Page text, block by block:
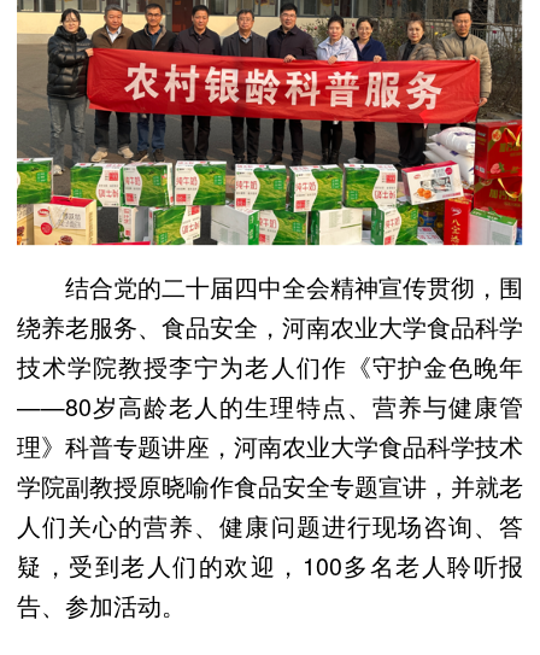
结合党的二十届四中全会精神宣传贯彻，围
绕养老服务、食品安全，河南农业大学食品科学
技术学院教授李宁为老人们作《守护金色晚年
——80岁高龄老人的生理特点、营养与健康管
理》科普专题讲座，河南农业大学食品科学技术
学院副教授原晓喻作食品安全专题宣讲，并就老
人们关心的营养、健康问题进行现场咨询、答
疑，受到老人们的欢迎，100多名老人聆听报
告、参加活动。